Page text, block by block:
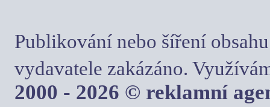
Publikování nebo šíření
vydavatele zakázáno.
2000 - 2026 © reklamní